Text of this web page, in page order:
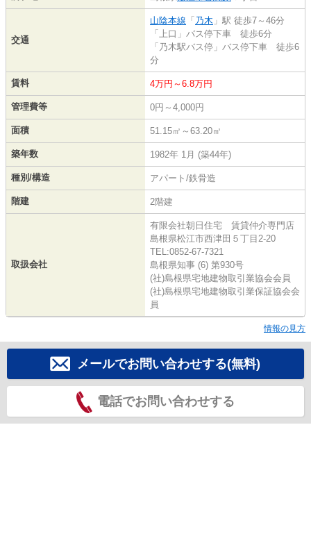
交通
山陰本線 「 乃木 」駅 徒歩7～46分
「上口」バス停下車 徒歩6分
「乃木駅バス停」バス停下車 徒歩6
分
賃料 4万円～6.8万円
管理費等 0円～4,000円
面積 51.15㎡～63.20㎡
築年数 1982年 1月 (築44年)
種別/構造 アパート/鉄骨造
階建 2階建
取扱会社
有限会社朝日住宅 賃貸仲介専門店
島根県松江市西津田５丁目2-20
TEL:0852-67-7321
島根県知事 (6) 第930号
(社)島根県宅地建物取引業協会会員
(社)島根県宅地建物取引業保証協会会
員
情報の見方
メールでお問い合わせする(無料)
電話でお問い合わせする